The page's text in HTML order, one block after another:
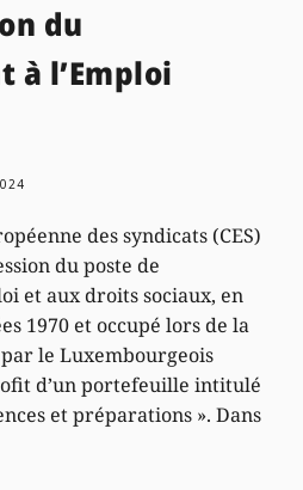
du
à l’Emploi
des syndicats (CES)
du poste de
et aux droits sociaux, en
1970 et occupé lors de la
le Luxembourgeois
d’un portefeuille intitulé
et préparations ». Dans